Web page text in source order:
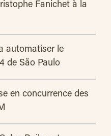
Fanichet à la
automatiser le
de São Paulo
en concurrence des